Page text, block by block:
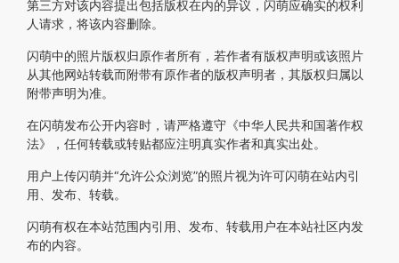
第三方对该内容提出包括版权在内的异议，闪萌应确实的权利
人请求，将该内容删除。
闪萌中的照片版权归原作者所有，若作者有版权声明或该照片
从其他网站转载而附带有原作者的版权声明者，其版权归属以
附带声明为准。
在闪萌发布公开内容时，请严格遵守《中华人民共和国著作权
法》，任何转载或转贴都应注明真实作者和真实出处。
用户上传闪萌并“允许公众浏览”的照片视为许可闪萌在站内引
用、发布、转载。
闪萌有权在本站范围内引用、发布、转载用户在本站社区内发
布的内容。